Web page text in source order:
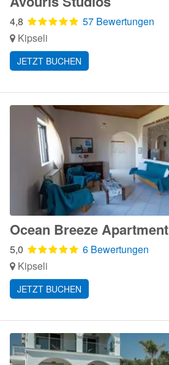
4,8
57 Bewertungen
Kipseli
JETZT BUCHEN
Ocean Breeze Apartment
5,0
6 Bewertungen
Kipseli
JETZT BUCHEN